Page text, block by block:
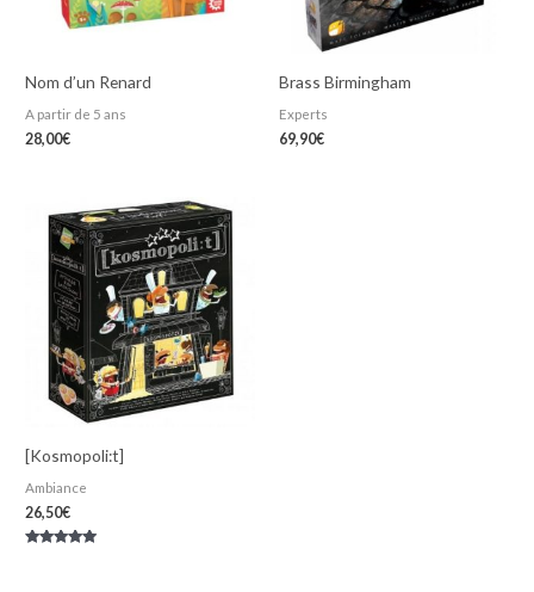
Nom d’un Renard
A partir de 5 ans
28,00€
Brass Birmingham
Experts
69,90€
[Kosmopoli:t]
Ambiance
26,50€